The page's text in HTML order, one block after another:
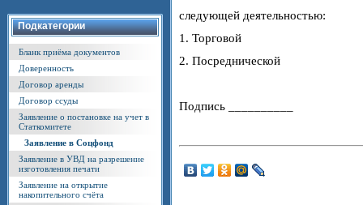
Подкатегории
Бланк приёма документов
Доверенность
Договор аренды
Договор ссуды
Заявление о постановке на учет в
Статкомитете
Заявление в Соцфонд
Заявление в УВД на разрешение
изготовления печати
Заявление на открытие
накопительного счёта
следующей деятельностью:
1. Торговой
2. Посреднической
Подпись __________